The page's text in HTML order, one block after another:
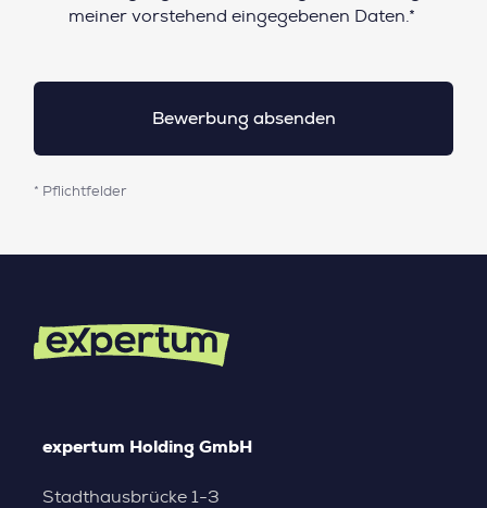
meiner vorstehend eingegebenen Daten.*
* Pflichtfelder
expertum Holding GmbH
Stadthausbrücke 1-3